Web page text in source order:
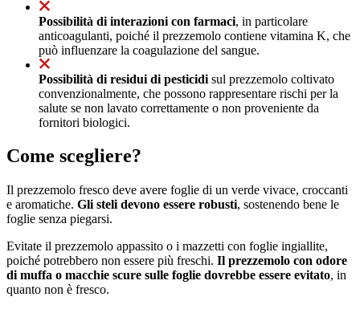
Possibilità di interazioni con farmaci, in particolare
anticoagulanti, poiché il prezzemolo contiene vitamina K, che
può influenzare la coagulazione del sangue.
Possibilità di residui di pesticidi sul prezzemolo coltivato
convenzionalmente, che possono rappresentare rischi per la
salute se non lavato correttamente o non proveniente da
fornitori biologici.
Come scegliere?
Il prezzemolo fresco deve avere foglie di un verde vivace, croccanti
e aromatiche. Gli steli devono essere robusti, sostenendo bene le
foglie senza piegarsi.
Evitate il prezzemolo appassito o i mazzetti con foglie ingiallite,
poiché potrebbero non essere più freschi. Il prezzemolo con odore
di muffa o macchie scure sulle foglie dovrebbe essere evitato, in
quanto non è fresco.